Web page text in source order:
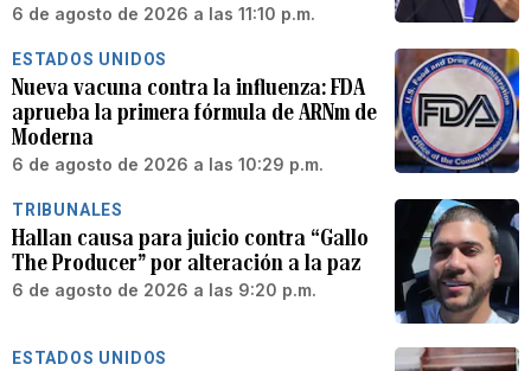
6 de agosto de 2026 a las 11:10 p.m.
ESTADOS UNIDOS
Nueva vacuna contra la influenza: FDA
aprueba la primera fórmula de ARNm de
Moderna
6 de agosto de 2026 a las 10:29 p.m.
TRIBUNALES
Hallan causa para juicio contra “Gallo
The Producer” por alteración a la paz
6 de agosto de 2026 a las 9:20 p.m.
ESTADOS UNIDOS